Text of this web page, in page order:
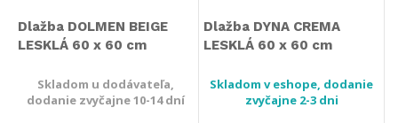
Dlažba DOLMEN BEIGE
LESKLÁ 60 x 60 cm
Skladom u dodávateľa,
dodanie zvyčajne 10-14 dní
Dlažba DYNA CREMA
LESKLÁ 60 x 60 cm
Skladom v eshope, dodanie
zvyčajne 2-3 dni